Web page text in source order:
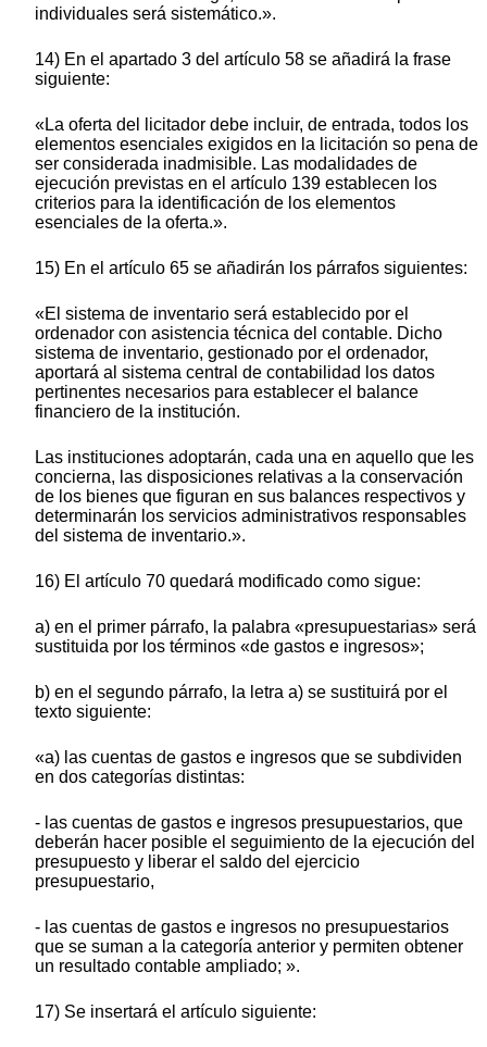
individuales será sistemático.».
14) En el apartado 3 del artículo 58 se añadirá la frase
siguiente:
«La oferta del licitador debe incluir, de entrada, todos los
elementos esenciales exigidos en la licitación so pena de
ser considerada inadmisible. Las modalidades de
ejecución previstas en el artículo 139 establecen los
criterios para la identificación de los elementos
esenciales de la oferta.».
15) En el artículo 65 se añadirán los párrafos siguientes:
«El sistema de inventario será establecido por el
ordenador con asistencia técnica del contable. Dicho
sistema de inventario, gestionado por el ordenador,
aportará al sistema central de contabilidad los datos
pertinentes necesarios para establecer el balance
financiero de la institución.
Las instituciones adoptarán, cada una en aquello que les
concierna, las disposiciones relativas a la conservación
de los bienes que figuran en sus balances respectivos y
determinarán los servicios administrativos responsables
del sistema de inventario.».
16) El artículo 70 quedará modificado como sigue:
a) en el primer párrafo, la palabra «presupuestarias» será
sustituida por los términos «de gastos e ingresos»;
b) en el segundo párrafo, la letra a) se sustituirá por el
texto siguiente:
«a) las cuentas de gastos e ingresos que se subdividen
en dos categorías distintas:
- las cuentas de gastos e ingresos presupuestarios, que
deberán hacer posible el seguimiento de la ejecución del
presupuesto y liberar el saldo del ejercicio
presupuestario,
- las cuentas de gastos e ingresos no presupuestarios
que se suman a la categoría anterior y permiten obtener
un resultado contable ampliado; ».
17) Se insertará el artículo siguiente: